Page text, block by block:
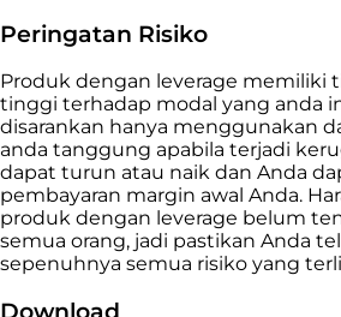
Peringatan Risiko
Produk dengan leverage memiliki
tinggi terhadap modal yang anda
disarankan hanya menggunakan
anda tanggung apabila terjadi
dapat turun atau naik dan Anda
pembayaran margin awal Anda.
produk dengan leverage belum
semua orang, jadi pastikan Anda
sepenuhnya semua risiko yang